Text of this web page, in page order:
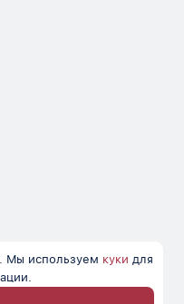
для
поставщиков.
и удобство
Мы используем куки для